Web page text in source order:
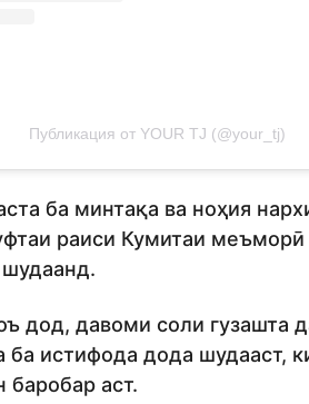
Публикация от YOUR TJ (@your_tj)
ба минтақа ва ноҳия
раиси Кумитаи
дод, давоми соли гузашта
ба истифода дода шудааст,
баробар аст.